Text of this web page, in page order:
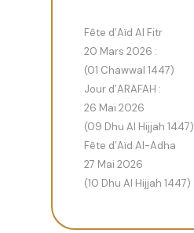
Fête d’Aïd Al Fitr
20 Mars 2026 :
(01 Chawwal 1447)
Jour d’ARAFAH :
26 Mai 2026
(09 Dhu Al Hijjah 1447)
Fête d’Aïd Al-Adha
27 Mai 2026
(10 Dhu Al Hijjah 1447)